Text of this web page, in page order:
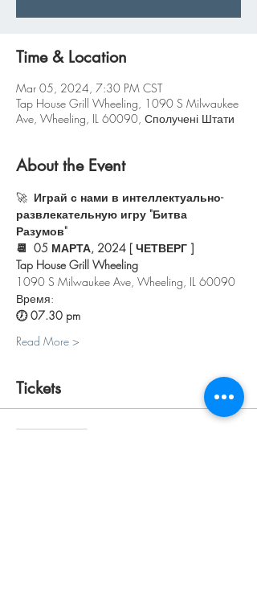
Time & Location
Mar 05, 2024, 7:30 PM CST
Tap House Grill Wheeling, 1090 S Milwaukee
Ave, Wheeling, IL 60090, Сполучені Штати
About the Event
🚀 Играй с нами в интеллектуально-
развлекательную игру "Битва
Разумов"
📆  05 МАРТА, 2024 [ ЧЕТВЕРГ ]
Tap House Grill Wheeling
1090 S Milwaukee Ave, Wheeling, IL 60090
Время:
🕖 07.30 pm
Read More >
Tickets